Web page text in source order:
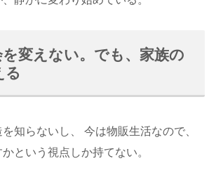
変えない。でも、家族の
る
知らないし、 今は物販生活なので、
という視点しか持てない。